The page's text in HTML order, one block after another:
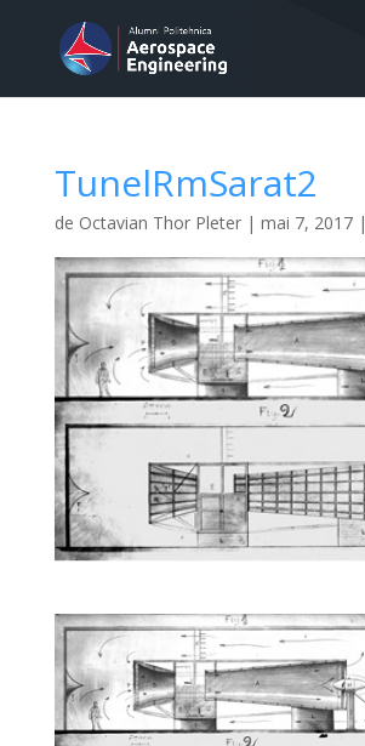
TunelRmSarat2
de Octavian Thor Pleter| mai 7, 2017|